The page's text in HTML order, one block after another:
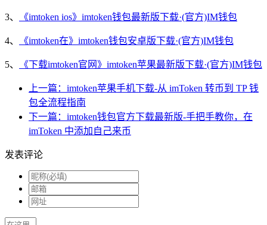
3、 《imtoken ios》imtoken钱包最新版下载·(官方)IM钱包
4、 《imtoken在》imtoken钱包安卓版下载·(官方)IM钱包
5、 《下载imtoken官网》imtoken苹果最新版下载·(官方)IM钱包
上一篇：imtoken苹果手机下载-从 imToken 转币到 TP 钱
包全流程指南
下一篇：imtoken钱包官方下载最新版-手把手教你，在
imToken 中添加自己来币
发表评论